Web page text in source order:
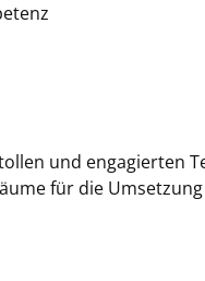
und engagierten
für die